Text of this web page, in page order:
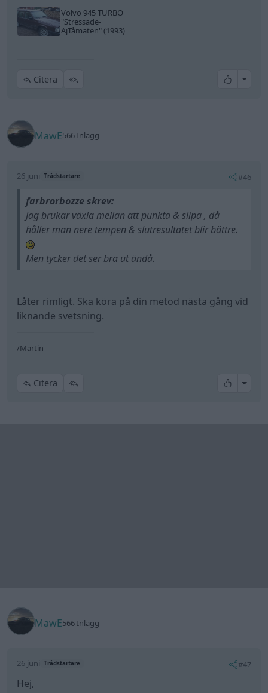
Volvo 945 TURBO
"Stressade-
AjTåmaten"(1993)
Citera All
MawE566 Inlägg
26 juni Trådstartare #46
farbrorbozze skrev:
Jag brukar växla mellan att punkta & slipa , då
håller man nere tempen & slutresultatet blir bättre.
Men tycker det ser bra ut ändå.
Låter rimligt. Ska köra på din metod nästa gång vid
liknande svetsning.
/Martin
Citera All
MawE566 Inlägg
26 juni Trådstartare #47
Hej,